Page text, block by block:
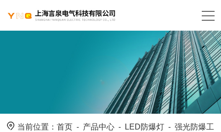
当前位置：首页 - 产品中心 - LED防爆灯 -强光防爆工